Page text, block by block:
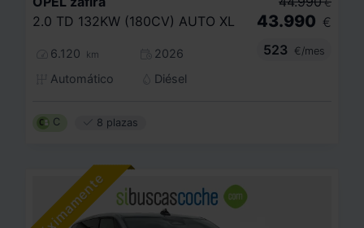
2.0 TD 132KW (180CV) AUTO XL
6.120 km
2026
Automático
Diésel
€
43.990 €
523
€/mes
C 8 plazas